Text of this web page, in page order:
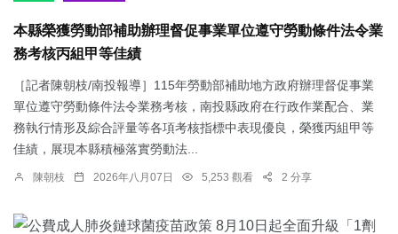
本縣榮獲勞動部補助辦理督促事業單位遵守勞動條件法令業
務考核丙組甲等佳績
［記者陳朝枝/南投報導］115年勞動部補助地方政府辦理督促事業
單位遵守勞動條件法令業務考核，南投縣政府在行政作業配合、業
務執行情形及綜合評量等各項考核指標中表現優良，榮獲丙組甲等
佳績，展現本縣積極落實勞動法...
陳朝枝 2026年八月07日 5,253 觀看 2 分享